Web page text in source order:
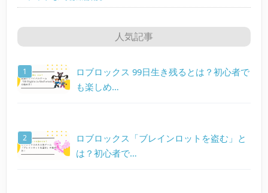
人気記事
ロブロックス 99日生き残るとは？初心者で
も楽しめ…
ロブロックス「ブレインロットを盗む」と
は？初心者で…